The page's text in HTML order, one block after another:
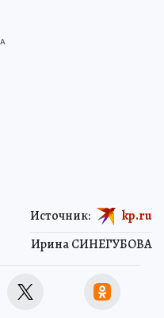
Ирина СИНЕГУБОВА
Источник: kp.ru